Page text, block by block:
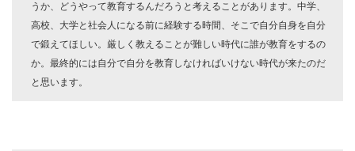
うか、どうやって教育するんだろうと考えることがあります。中学、
高校、大学と社会人になる前に経験する時間、そこで自分自身を自分
で鍛えてほしい。厳しく教えることが難しい時代に誰が教育をするの
か。最終的には自分で自分を教育しなければいけない時代が来たのだ
と思います。